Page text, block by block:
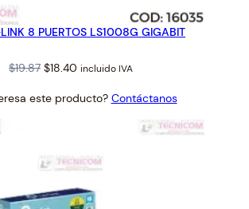
8 PUERTOS LS1008G GIGABIT
$19.87 Original
was:
$18.40 Current
is:
incluido IVA
este producto? Contáctanos